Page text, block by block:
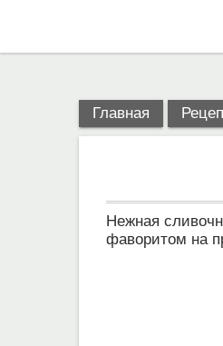
Главная
Нежная
фаворитом на